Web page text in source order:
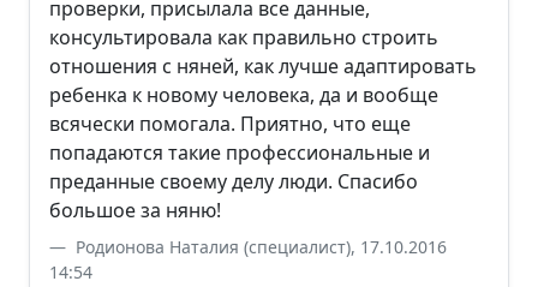
проверки, присылала все данные,
консультировала как правильно строить
отношения с няней, как лучше адаптировать
ребенка к новому человека, да и вообще
всячески помогала. Приятно, что еще
попадаются такие профессиональные и
преданные своему делу люди. Спасибо
большое за няню!
Родионова Наталия (специалист), 17.10.2016
14:54